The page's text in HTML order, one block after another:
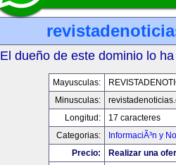
El dueño de este dominio lo
Mayusculas:
Minusculas:
Longitud:
17 caracteres
Categorias:
InformaciÃ³n y
Precio:
Realizar una